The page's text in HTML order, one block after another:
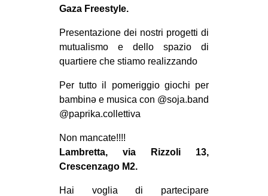
GENERI
MIGRAZIONI
PRECARIATO
STUDENTI
CULTURE
ARTE
CINEMA
Gaza Freestyle.
Presentazione dei nostri progetti di
mutualismo e dello spazio di
quartiere che stiamo realizzando
Per tutto il pomeriggio giochi per
bambinə e musica con @soja.band
@paprika.collettiva
Non mancate!!!!
Lambretta, via Rizzoli 13,
Crescenzago M2.
Hai voglia di partecipare